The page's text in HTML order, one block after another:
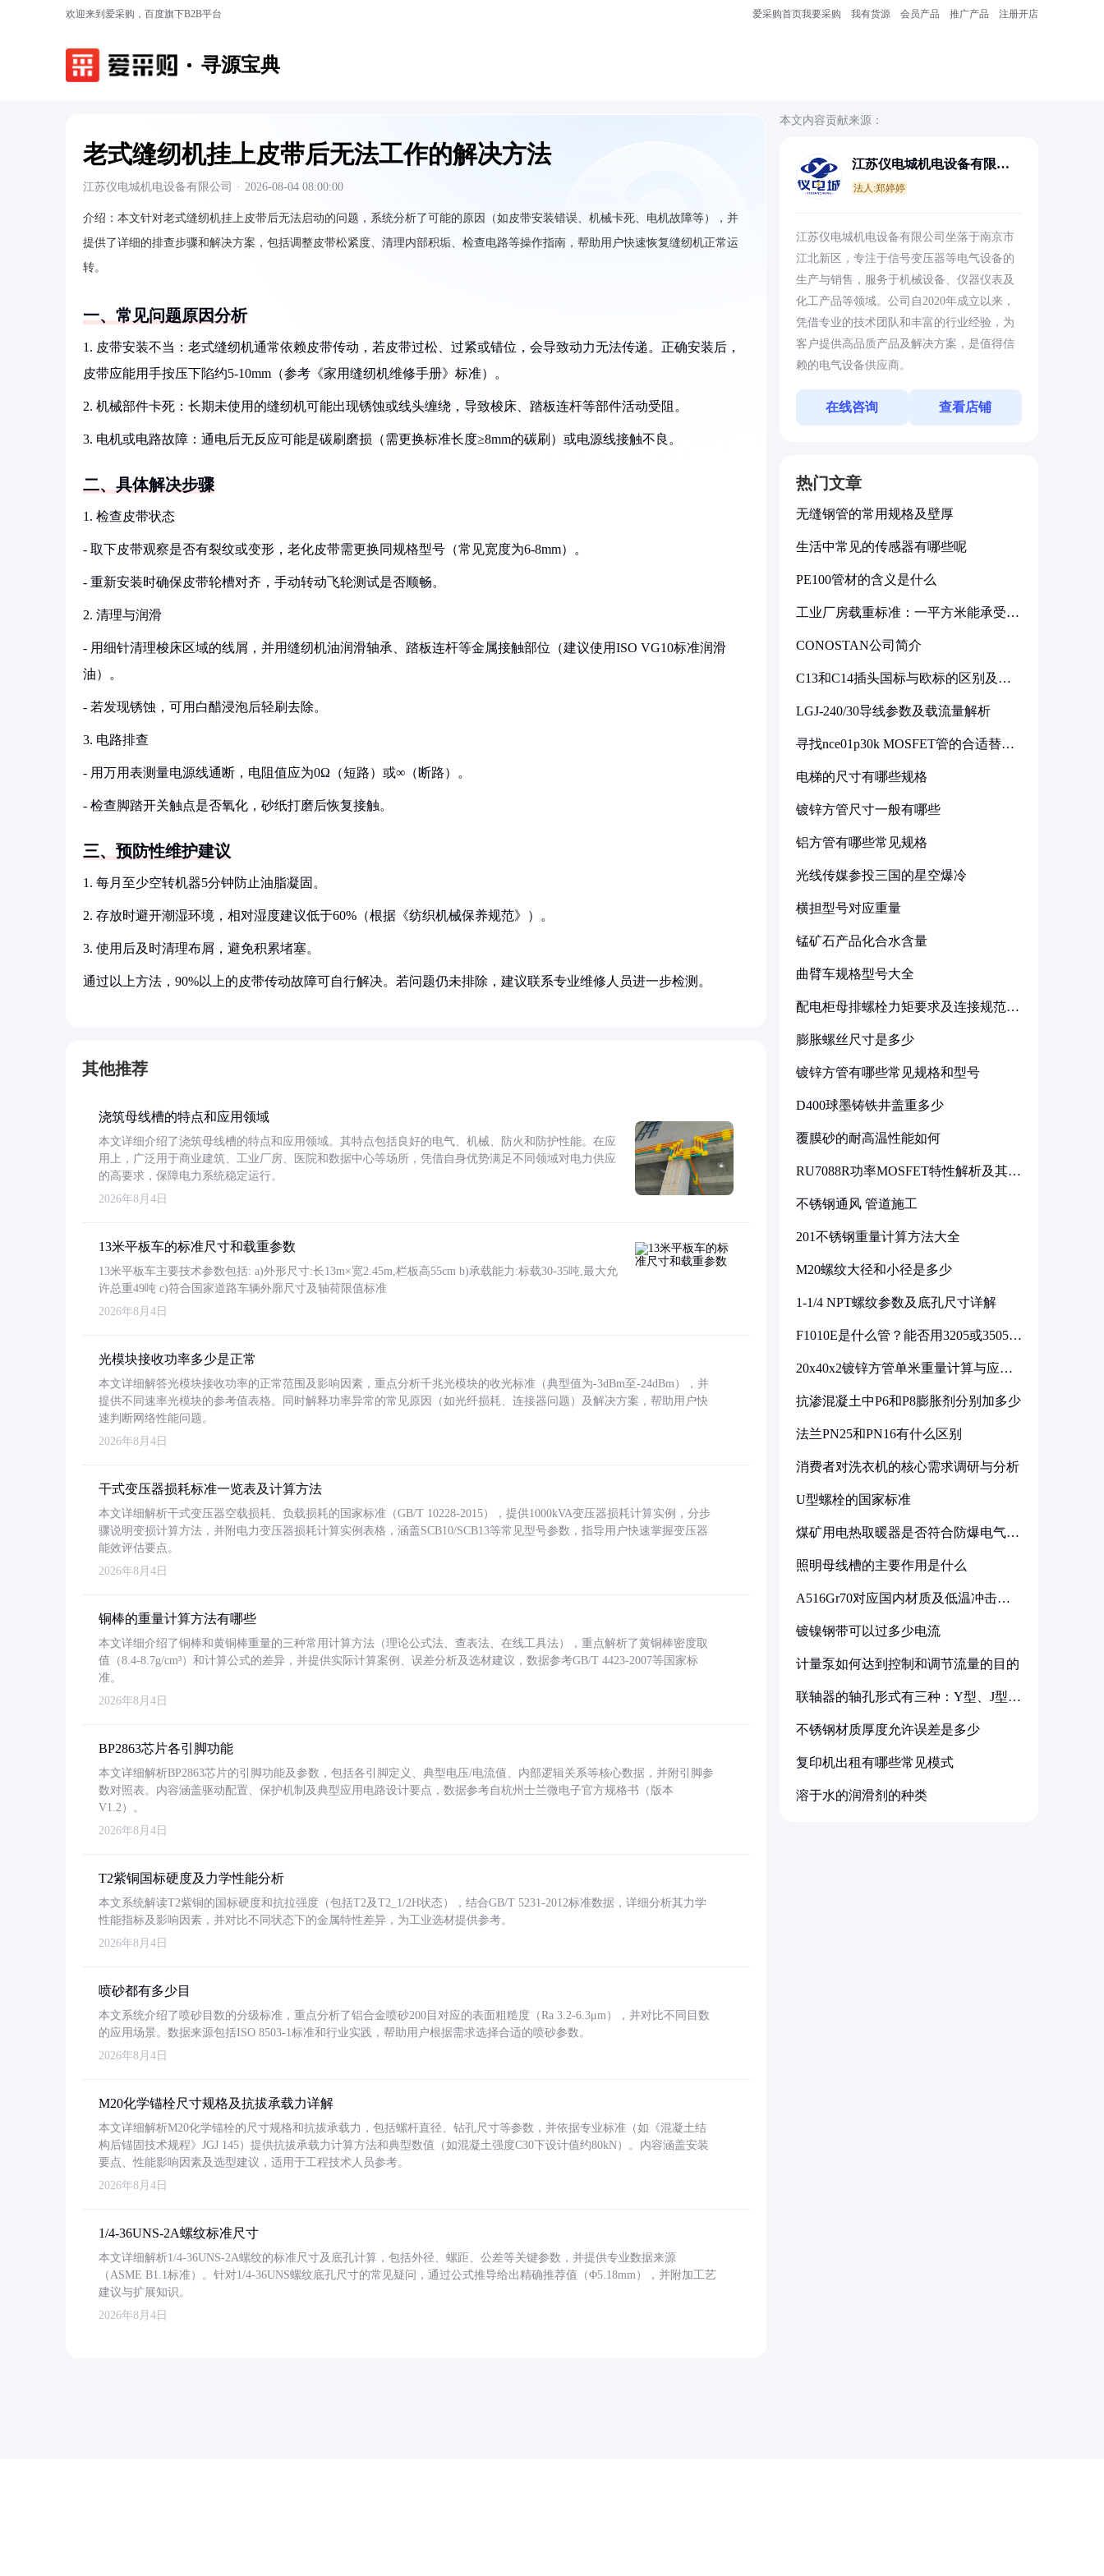
欢迎来到爱采购，百度旗下B2B平台 爱采购首页我要采购 我有货源 会员产品 推广产品 注册开店
寻源宝典
老式缝纫机挂上皮带后无法工作的解决方法
江苏仪电城机电设备有限公司 · 2026-08-04 08:00:00
介绍： 本文针对老式缝纫机挂上皮带后无法启动的问题，系统分析了可能的原因（如皮带安装错误、机械卡死、电机故障等），并
提供了详细的排查步骤和解决方案，包括调整皮带松紧度、清理内部积垢、检查电路等操作指南，帮助用户快速恢复缝纫机正常运
转。
一、常见问题原因分析
1. 皮带安装不当：老式缝纫机通常依赖皮带传动，若皮带过松、过紧或错位，会导致动力无法传递。正确安装后，
皮带应能用手按压下陷约5-10mm（参考《家用缝纫机维修手册》标准）。
2. 机械部件卡死：长期未使用的缝纫机可能出现锈蚀或线头缠绕，导致梭床、踏板连杆等部件活动受阻。
3. 电机或电路故障：通电后无反应可能是碳刷磨损（需更换标准长度≥8mm的碳刷）或电源线接触不良。
二、具体解决步骤
1. 检查皮带状态
- 取下皮带观察是否有裂纹或变形，老化皮带需更换同规格型号（常见宽度为6-8mm）。
- 重新安装时确保皮带轮槽对齐，手动转动飞轮测试是否顺畅。
2. 清理与润滑
- 用细针清理梭床区域的线屑，并用缝纫机油润滑轴承、踏板连杆等金属接触部位（建议使用ISO VG10标准润滑
油）。
- 若发现锈蚀，可用白醋浸泡后轻刷去除。
3. 电路排查
- 用万用表测量电源线通断，电阻值应为0Ω（短路）或∞（断路）。
- 检查脚踏开关触点是否氧化，砂纸打磨后恢复接触。
三、预防性维护建议
1. 每月至少空转机器5分钟防止油脂凝固。
2. 存放时避开潮湿环境，相对湿度建议低于60%（根据《纺织机械保养规范》）。
3. 使用后及时清理布屑，避免积累堵塞。
通过以上方法，90%以上的皮带传动故障可自行解决。若问题仍未排除，建议联系专业维修人员进一步检测。
其他推荐
浇筑母线槽的特点和应用领域
本文详细介绍了浇筑母线槽的特点和应用领域。其特点包括良好的电气、机械、防火和防护性能。在应
用上，广泛用于商业建筑、工业厂房、医院和数据中心等场所，凭借自身优势满足不同领域对电力供应
的高要求，保障电力系统稳定运行。
2026年8月4日
13米平板车的标准尺寸和载重参数
13米平板车主要技术参数包括: a)外形尺寸:长13m×宽2.45m,栏板高55cm b)承载能力:标载30-35吨,最大允
许总重49吨 c)符合国家道路车辆外廓尺寸及轴荷限值标准
2026年8月4日
光模块接收功率多少是正常
本文详细解答光模块接收功率的正常范围及影响因素，重点分析千兆光模块的收光标准（典型值为-3dBm至-24dBm），并
提供不同速率光模块的参考值表格。同时解释功率异常的常见原因（如光纤损耗、连接器问题）及解决方案，帮助用户快
速判断网络性能问题。
2026年8月4日
干式变压器损耗标准一览表及计算方法
本文详细解析干式变压器空载损耗、负载损耗的国家标准（GB/T 10228-2015），提供1000kVA变压器损耗计算实例，分步
骤说明变损计算方法，并附电力变压器损耗计算实例表格，涵盖SCB10/SCB13等常见型号参数，指导用户快速掌握变压器
能效评估要点。
2026年8月4日
铜棒的重量计算方法有哪些
本文详细介绍了铜棒和黄铜棒重量的三种常用计算方法（理论公式法、查表法、在线工具法），重点解析了黄铜棒密度取
值（8.4-8.7g/cm³）和计算公式的差异，并提供实际计算案例、误差分析及选材建议，数据参考GB/T 4423-2007等国家标
准。
2026年8月4日
BP2863芯片各引脚功能
本文详细解析BP2863芯片的引脚功能及参数，包括各引脚定义、典型电压/电流值、内部逻辑关系等核心数据，并附引脚参
数对照表。内容涵盖驱动配置、保护机制及典型应用电路设计要点，数据参考自杭州士兰微电子官方规格书（版本
V1.2）。
2026年8月4日
T2紫铜国标硬度及力学性能分析
本文系统解读T2紫铜的国标硬度和抗拉强度（包括T2及T2_1/2H状态），结合GB/T 5231-2012标准数据，详细分析其力学
性能指标及影响因素，并对比不同状态下的金属特性差异，为工业选材提供参考。
2026年8月4日
喷砂都有多少目
本文系统介绍了喷砂目数的分级标准，重点分析了铝合金喷砂200目对应的表面粗糙度（Ra 3.2-6.3μm），并对比不同目数
的应用场景。数据来源包括ISO 8503-1标准和行业实践，帮助用户根据需求选择合适的喷砂参数。
2026年8月4日
M20化学锚栓尺寸规格及抗拔承载力详解
本文详细解析M20化学锚栓的尺寸规格和抗拔承载力，包括螺杆直径、钻孔尺寸等参数，并依据专业标准（如《混凝土结
构后锚固技术规程》JGJ 145）提供抗拔承载力计算方法和典型数值（如混凝土强度C30下设计值约80kN）。内容涵盖安装
要点、性能影响因素及选型建议，适用于工程技术人员参考。
2026年8月4日
1/4-36UNS-2A螺纹标准尺寸
本文详细解析1/4-36UNS-2A螺纹的标准尺寸及底孔计算，包括外径、螺距、公差等关键参数，并提供专业数据来源
（ASME B1.1标准）。针对1/4-36UNS螺纹底孔尺寸的常见疑问，通过公式推导给出精确推荐值（Φ5.18mm），并附加工艺
建议与扩展知识。
2026年8月4日
本文内容贡献来源：
江苏仪电城机电设备有限公
法人:郑婷婷
江苏仪电城机电设备有限公司坐落于南京市
江北新区，专注于信号变压器等电气设备的
生产与销售，服务于机械设备、仪器仪表及
化工产品等领域。公司自2020年成立以来，
凭借专业的技术团队和丰富的行业经验，为
客户提供高品质产品及解决方案，是值得信
赖的电气设备供应商。
在线咨询 查看店铺
热门文章
无缝钢管的常用规格及壁厚
生活中常见的传感器有哪些呢
PE100管材的含义是什么
工业厂房载重标准：一平方米能承受多
CONOSTAN公司简介
C13和C14插头国标与欧标的区别及其
LGJ-240/30导线参数及载流量解析
寻找nce01p30k MOSFET管的合适替代
电梯的尺寸有哪些规格
镀锌方管尺寸一般有哪些
铝方管有哪些常见规格
光线传媒参投三国的星空爆冷
横担型号对应重量
锰矿石产品化合水含量
曲臂车规格型号大全
配电柜母排螺栓力矩要求及连接规范详
膨胀螺丝尺寸是多少
镀锌方管有哪些常见规格和型号
D400球墨铸铁井盖重多少
覆膜砂的耐高温性能如何
RU7088R功率MOSFET特性解析及其在
不锈钢通风 管道施工
201不锈钢重量计算方法大全
M20螺纹大径和小径是多少
1-1/4 NPT螺纹参数及底孔尺寸详解
F1010E是什么管？能否用3205或3505代
20x40x2镀锌方管单米重量计算与应用
抗渗混凝土中P6和P8膨胀剂分别加多少
法兰PN25和PN16有什么区别
消费者对洗衣机的核心需求调研与分析
U型螺栓的国家标准
煤矿用电热取暖器是否符合防爆电气设
照明母线槽的主要作用是什么
A516Gr70对应国内材质及低温冲击要
镀镍钢带可以过多少电流
计量泵如何达到控制和调节流量的目的
联轴器的轴孔形式有三种：Y型、J型、
不锈钢材质厚度允许误差是多少
复印机出租有哪些常见模式
溶于水的润滑剂的种类